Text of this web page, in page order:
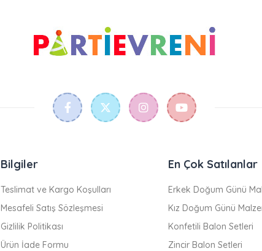
Bilgiler
Teslimat ve Kargo Koşulları
Mesafeli Satış Sözleşmesi
Gizlilik Politikası
Ürün İade Formu
En Çok Satılanlar
Erkek Doğum Günü
Kız Doğum Günü
Konfetili Balon Setleri
Zincir Balon Setleri